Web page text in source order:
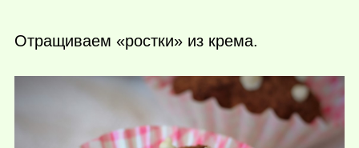
Отращиваем «ростки» из крема.